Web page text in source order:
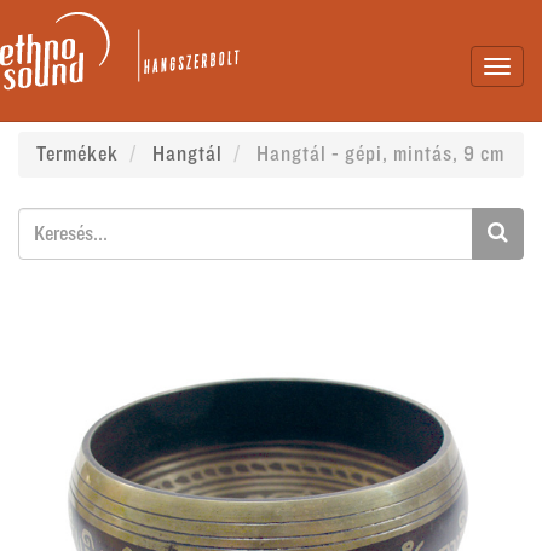
Termékek Hangtál Hangtál - gépi, mintás, 9 cm